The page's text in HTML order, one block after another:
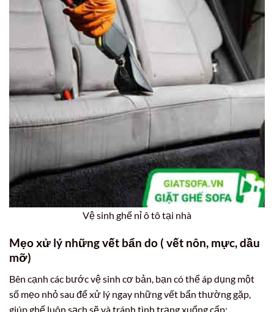
Vệ sinh ghế nỉ ô tô tại nhà
Mẹo xử lý những vết bẩn do ( vết nôn, mực, dầu
mỡ)
Bên cạnh các bước vệ sinh cơ bản, bạn có thể áp dụng một
số mẹo nhỏ sau để xử lý ngay những vết bẩn thường gặp,
giúp ghế luôn sạch sẽ và tránh tình trạng xuống cấp: